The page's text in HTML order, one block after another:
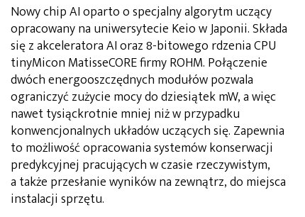
Nowy chip AI oparto o specjalny algorytm uczący
opracowany na uniwersytecie Keio w Japonii. Składa
się z akceleratora AI oraz 8-bitowego rdzenia CPU
tinyMicon MatisseCORE firmy ROHM. Połączenie
dwóch energooszczędnych modułów pozwala
ograniczyć zużycie mocy do dziesiątek mW, a więc
nawet tysiąckrotnie mniej niż w przypadku
konwencjonalnych układów uczących się. Zapewnia
to możliwość opracowania systemów konserwacji
predykcyjnej pracujących w czasie rzeczywistym,
a także przesłanie wyników na zewnątrz, do miejsca
instalacji sprzętu.